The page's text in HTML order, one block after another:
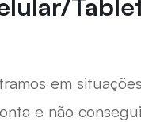
em
e não